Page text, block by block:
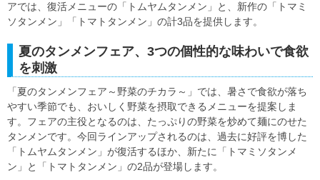
アでは、復活メニューの「トムヤムタンメン」と、新作の「トマミ
ソタンメン」「トマトタンメン」の計3品を提供します。
夏のタンメンフェア、3つの個性的な味わいで食欲
を刺激
「夏のタンメンフェア～野菜のチカラ～」では、暑さで食欲が落ち
やすい季節でも、おいしく野菜を摂取できるメニューを提案しま
す。フェアの主役となるのは、たっぷりの野菜を炒めて麺にのせた
タンメンです。今回ラインアップされるのは、過去に好評を博した
「トムヤムタンメン」が復活するほか、新たに「トマミソタンメ
ン」と「トマトタンメン」の2品が登場します。